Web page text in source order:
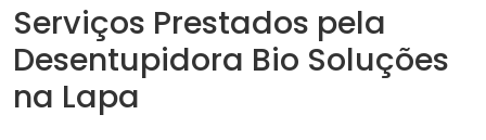
Serviços Prestados pela
Desentupidora Bio Soluções
na Lapa